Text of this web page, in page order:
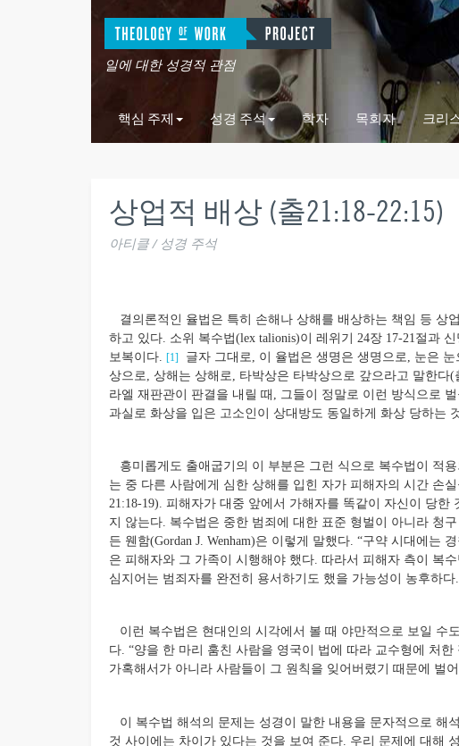
일에 대한 성경적 관점
핵심 주제 성경 주석 학자 목회자 크리
상업적 배상 (출21:18-22:15)
아티클 / 성경 주석
결의론적인 율법은 특히 손해나 상해를 배상하는 책임 등 상
하고 있다. 소위 복수법(lex talionis)이 레위기 24장 17-21절과
보복이다. [1]
글자 그대로, 이 율법은 생명은 생명으로, 눈은
상으로, 상해는 상해로, 타박상은 타박상으로 갚으라고 말한다
라엘 재판관이 판결을 내릴 때, 그들이 정말로 이런 방식으로
과실로 화상을 입은 고소인이 상대방도 동일하게 화상 당하는
흥미롭게도 출애굽기의 이 부분은 그런 식으로 복수법이 적
는 중 다른 사람에게 심한 상해를 입힌 자가 피해자의 시간 손
21:18-19). 피해자가 대중 앞에서 가해자를 똑같이 자신이 당
지 않는다. 복수법은 중한 범죄에 대한 표준 형벌이 아니라 청
든 웬함(Gordan J. Wenham)은 이렇게 말했다. “구약 시대에는
은 피해자와 그 가족이 시행해야 했다. 따라서 피해자 측이 복
심지어는 범죄자를 완전히 용서하기도 했을 가능성이 농후하다
이런 복수법은 현대인의 시각에서 볼 때 야만적으로 보일 수
다. “양을 한 마리 훔친 사람을 영국이 법에 따라 교수형에 처
가혹해서가 아니라 사람들이 그 원칙을 잊어버렸기 때문에 벌
이 복수법 해석의 문제는 성경이 말한 내용을 문자적으로 해
것 사이에는 차이가 있다는 것을 보여 준다. 우리 문제에 대해